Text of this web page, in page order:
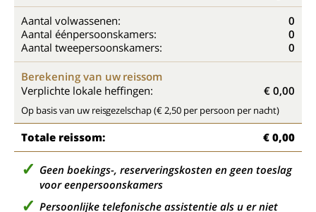
Aantal volwassenen:
0
Aantal éénpersoonskamers:
0
Aantal tweepersoonskamers:
0
Berekening van uw reissom
Verplichte lokale heffingen:
€ 0,00
Op basis van uw reisgezelschap (€ 2,50 per persoon per nacht)
Totale reissom: € 0,00
Geen boekings-, reserveringskosten en geen toeslag
voor eenpersoonskamers
Persoonlijke telefonische assistentie als u er niet